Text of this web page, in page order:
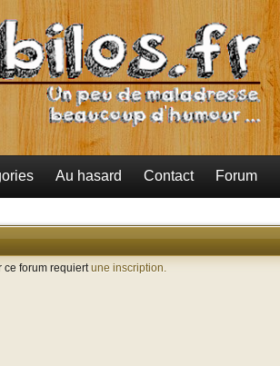
Au hasard Contact Forum
ce forum requiertune inscription.